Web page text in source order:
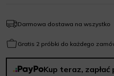
Darmowa dostawa na wszystko
Gratis 2 próbki do każdego
Kup teraz, zapłać